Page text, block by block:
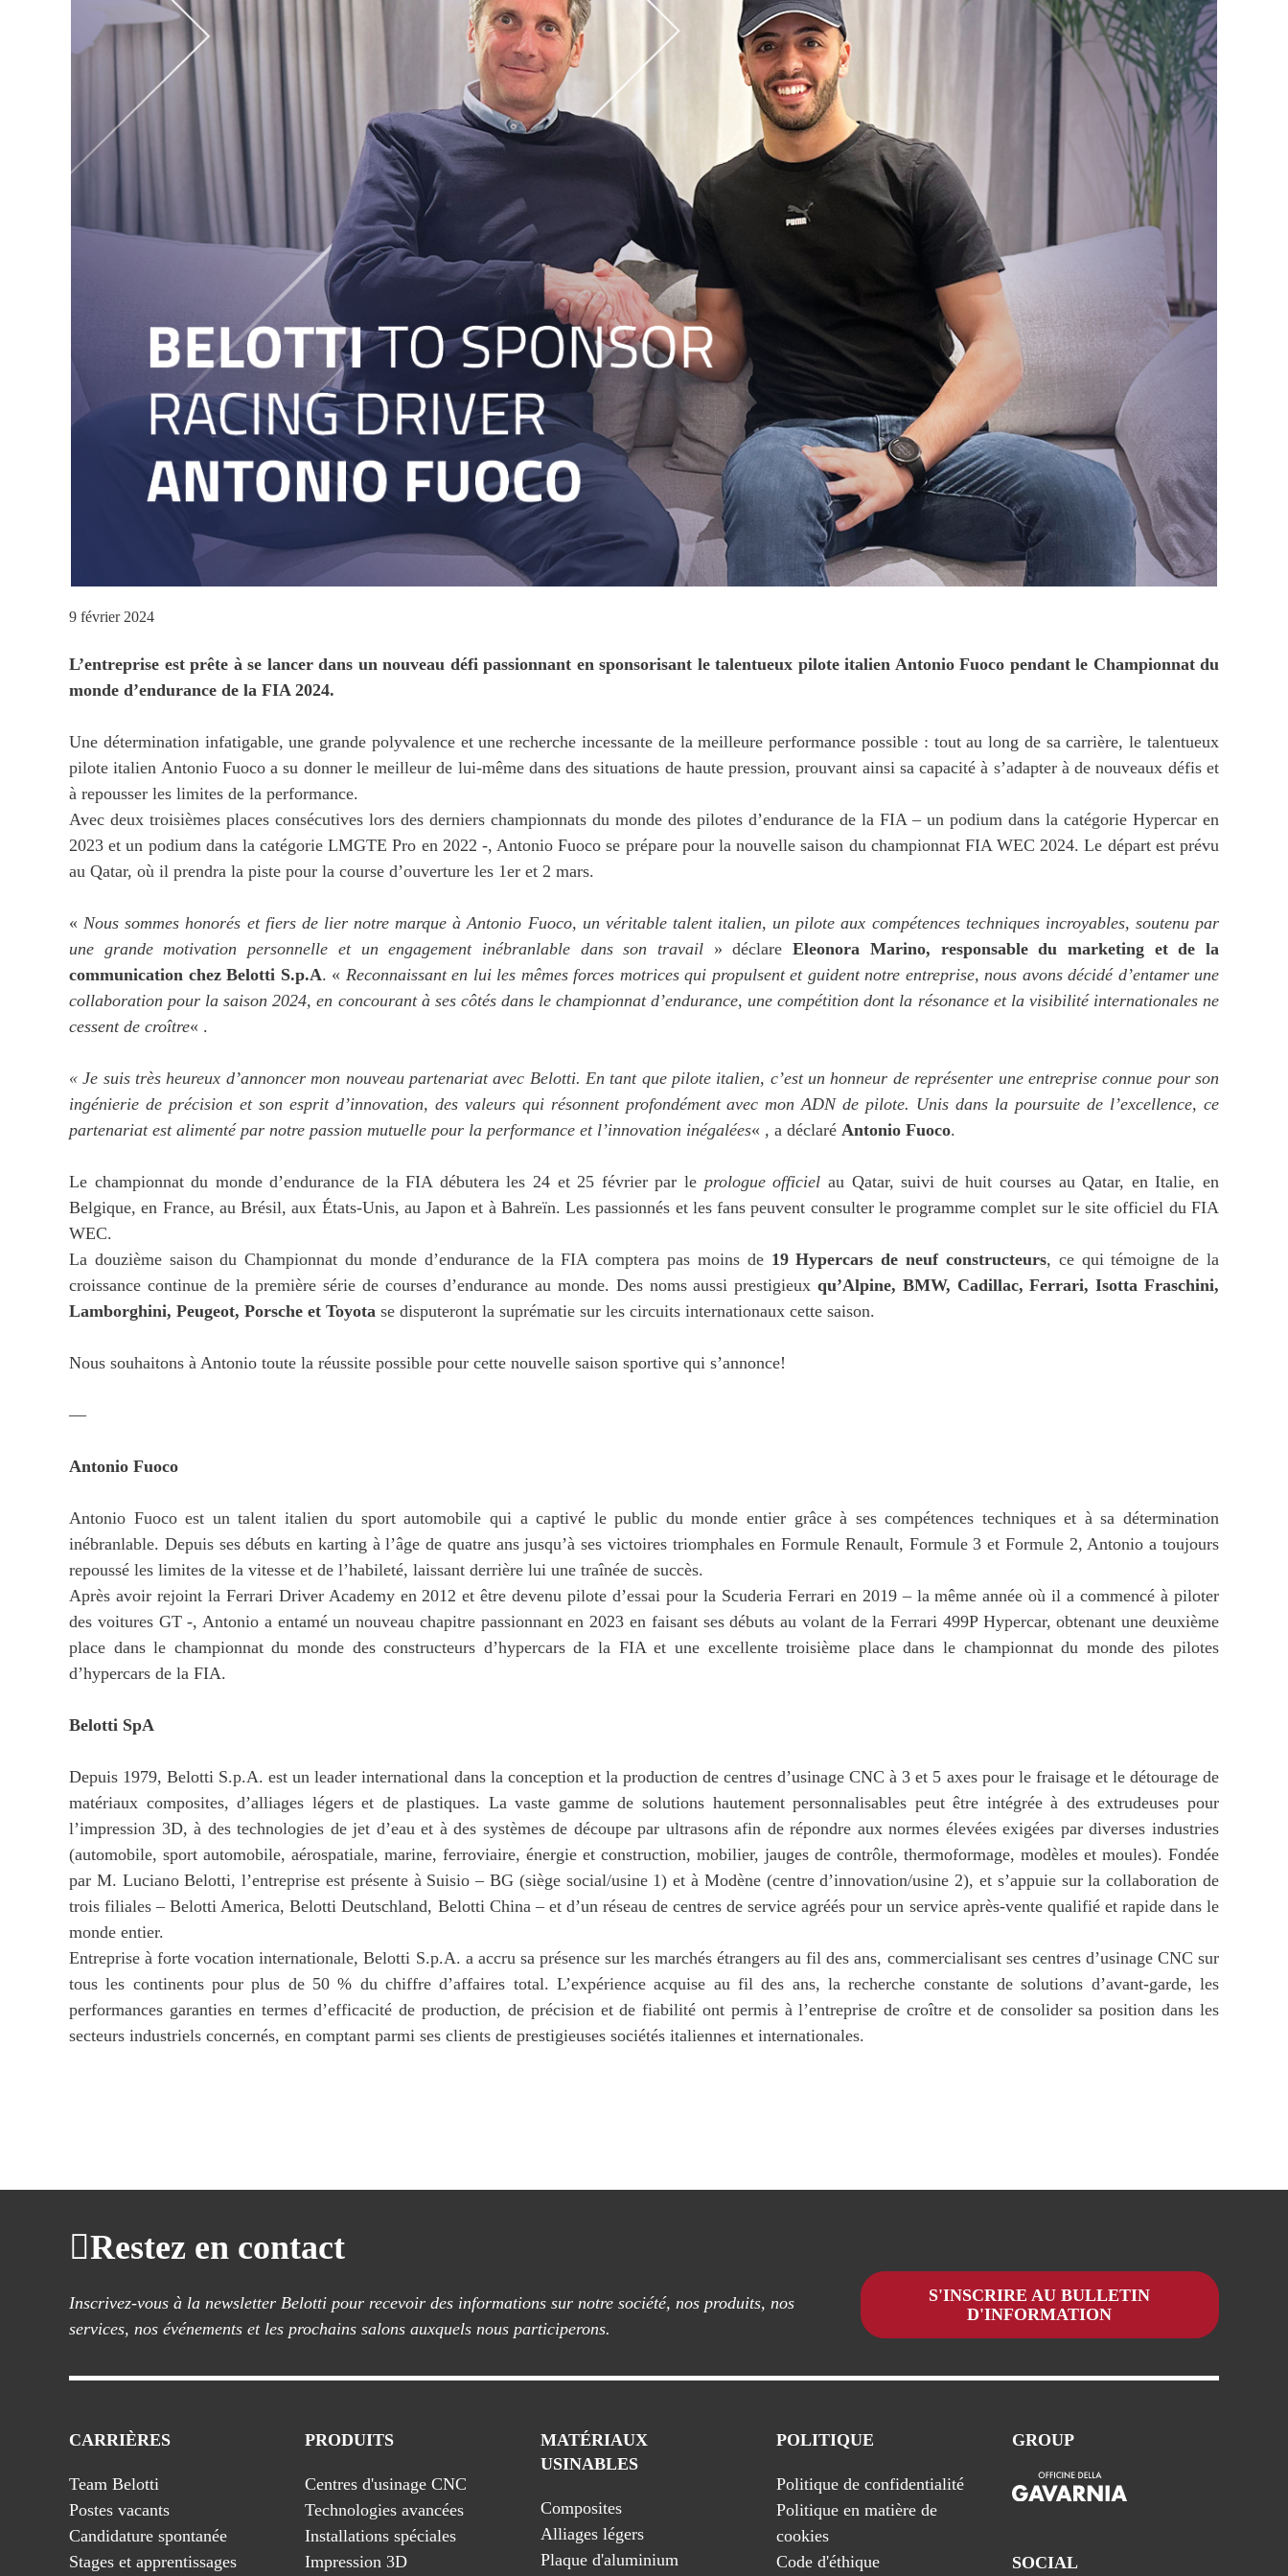
9 février 2024
L’entreprise est prête à se lancer dans un nouveau défi passionnant en sponsorisant le talentueux pilote italien Antonio Fuoco pendant le Championnat du
monde d’endurance de la FIA 2024.
Une détermination infatigable, une grande polyvalence et une recherche incessante de la meilleure performance possible : tout au long de sa carrière, le talentueux
pilote italien Antonio Fuoco a su donner le meilleur de lui-même dans des situations de haute pression, prouvant ainsi sa capacité à s’adapter à de nouveaux défis et
à repousser les limites de la performance.
Avec deux troisièmes places consécutives lors des derniers championnats du monde des pilotes d’endurance de la FIA – un podium dans la catégorie Hypercar en
2023 et un podium dans la catégorie LMGTE Pro en 2022 -, Antonio Fuoco se prépare pour la nouvelle saison du championnat FIA WEC 2024. Le départ est prévu
au Qatar, où il prendra la piste pour la course d’ouverture les 1er et 2 mars.
«Nous sommes honorés et fiers de lier notre marque à Antonio Fuoco, un véritable talent italien, un pilote aux compétences techniques incroyables, soutenu par
une grande motivation personnelle et un engagement inébranlable dans son travail » déclareEleonora Marino, responsable du marketing et de la
communication chez Belotti S.p.A. « Reconnaissant en lui les mêmes forces motrices qui propulsent et guident notre entreprise, nous avons décidé d’entamer une
collaboration pour la saison 2024, en concourant à ses côtés dans le championnat d’endurance, une compétition dont la résonance et la visibilité internationales ne
cessent de croître« .
« Je suis très heureux d’annoncer mon nouveau partenariat avec Belotti. En tant que pilote italien, c’est un honneur de représenter une entreprise connue pour son
ingénierie de précision et son esprit d’innovation, des valeurs qui résonnent profondément avec mon ADN de pilote. Unis dans la poursuite de l’excellence, ce
partenariat est alimenté par notre passion mutuelle pour la performance et l’innovation inégalées« , a déclaré Antonio Fuoco.
Le championnat du monde d’endurance de la FIA débutera les 24 et 25 février par le prologue officiel au Qatar, suivi de huit courses au Qatar, en Italie, en
Belgique, en France, au Brésil, aux États-Unis, au Japon et à Bahreïn. Les passionnés et les fans peuvent consulter le programme complet sur le site officiel du FIA
WEC.
La douzième saison du Championnat du monde d’endurance de la FIA comptera pas moins de 19 Hypercars de neuf constructeurs, ce qui témoigne de la
croissance continue de la première série de courses d’endurance au monde. Des noms aussi prestigieux qu’Alpine, BMW, Cadillac, Ferrari, Isotta Fraschini,
Lamborghini, Peugeot, Porsche et Toyota se disputeront la suprématie sur les circuits internationaux cette saison.
Nous souhaitons à Antonio toute la réussite possible pour cette nouvelle saison sportive qui s’annonce!
—
Antonio Fuoco
Antonio Fuoco est un talent italien du sport automobile qui a captivé le public du monde entier grâce à ses compétences techniques et à sa détermination
inébranlable. Depuis ses débuts en karting à l’âge de quatre ans jusqu’à ses victoires triomphales en Formule Renault, Formule 3 et Formule 2, Antonio a toujours
repoussé les limites de la vitesse et de l’habileté, laissant derrière lui une traînée de succès.
Après avoir rejoint la Ferrari Driver Academy en 2012 et être devenu pilote d’essai pour la Scuderia Ferrari en 2019 – la même année où il a commencé à piloter
des voitures GT -, Antonio a entamé un nouveau chapitre passionnant en 2023 en faisant ses débuts au volant de la Ferrari 499P Hypercar, obtenant une deuxième
place dans le championnat du monde des constructeurs d’hypercars de la FIA et une excellente troisième place dans le championnat du monde des pilotes
d’hypercars de la FIA.
Belotti SpA
Depuis 1979, Belotti S.p.A. est un leader international dans la conception et la production de centres d’usinage CNC à 3 et 5 axes pour le fraisage et le détourage de
matériaux composites, d’alliages légers et de plastiques. La vaste gamme de solutions hautement personnalisables peut être intégrée à des extrudeuses pour
l’impression 3D, à des technologies de jet d’eau et à des systèmes de découpe par ultrasons afin de répondre aux normes élevées exigées par diverses industries
(automobile, sport automobile, aérospatiale, marine, ferroviaire, énergie et construction, mobilier, jauges de contrôle, thermoformage, modèles et moules). Fondée
par M. Luciano Belotti, l’entreprise est présente à Suisio – BG (siège social/usine 1) et à Modène (centre d’innovation/usine 2), et s’appuie sur la collaboration de
trois filiales – Belotti America, Belotti Deutschland, Belotti China – et d’un réseau de centres de service agréés pour un service après-vente qualifié et rapide dans le
monde entier.
Entreprise à forte vocation internationale, Belotti S.p.A. a accru sa présence sur les marchés étrangers au fil des ans, commercialisant ses centres d’usinage CNC sur
tous les continents pour plus de 50 % du chiffre d’affaires total. L’expérience acquise au fil des ans, la recherche constante de solutions d’avant-garde, les
performances garanties en termes d’efficacité de production, de précision et de fiabilité ont permis à l’entreprise de croître et de consolider sa position dans les
secteurs industriels concernés, en comptant parmi ses clients de prestigieuses sociétés italiennes et internationales.
Restez en contact
Inscrivez-vous à la newsletter Belotti pour recevoir des informations sur notre société, nos produits, nos
services, nos événements et les prochains salons auxquels nous participerons.
S'INSCRIRE AU BULLETIN
D'INFORMATION
CARRIÈRES
Team Belotti
Postes vacants
Candidature spontanée
Stages et apprentissages
PRODUITS
Centres d'usinage CNC
Technologies avancées
Installations spéciales
Impression 3D
MATÉRIAUX
USINABLES
Composites
Alliages légers
Plaque d'aluminium
POLITIQUE
Politique de confidentialité
Politique en matière de
cookies
Code d'éthique
GROUP
SOCIAL